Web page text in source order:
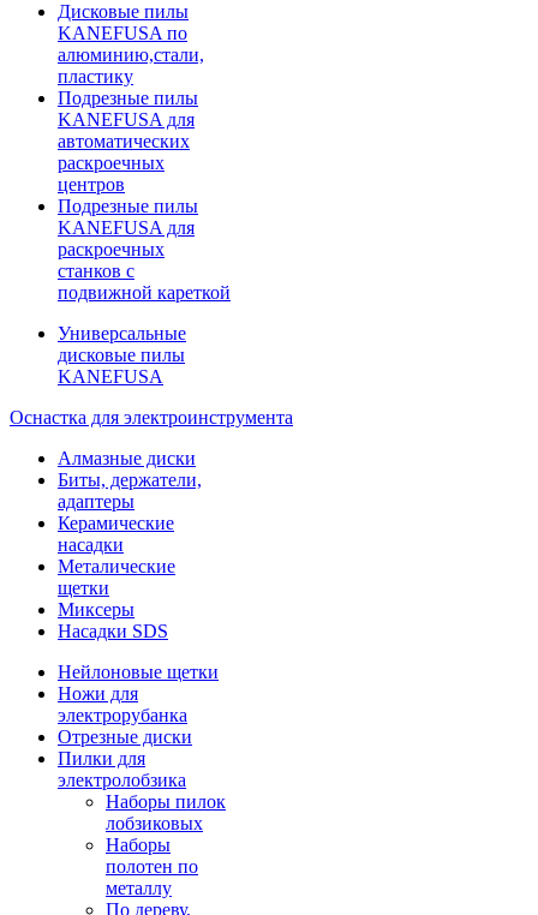
Дисковые пилы
KANEFUSA по
алюминию,стали,
пластику
Подрезные пилы
KANEFUSA для
автоматических
раскроечных
центров
Подрезные пилы
KANEFUSA для
раскроечных
станков с
подвижной кареткой
Универсальные
дисковые пилы
KANEFUSA
Оснастка для электроинструмента
Алмазные диски
Биты, держатели,
адаптеры
Керамические
насадки
Металические
щетки
Миксеры
Насадки SDS
Нейлоновые щетки
Ножи для
электрорубанка
Отрезные диски
Пилки для
электролобзика
Наборы пилок
лобзиковых
Наборы
полотен по
металлу
По дереву,